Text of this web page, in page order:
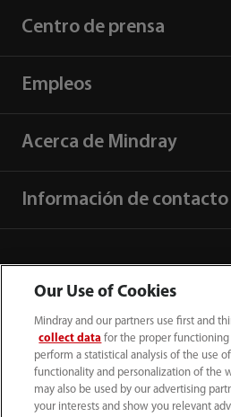
Centro de prensa
Empleos
Acerca de Mindray
Información de contacto
Our Use of Cookies
Mindray and our partners use first and
collect data for the proper
perform a statistical analysis of the use
functionality and personalization of the
may also be used by our advertising
your interests and show you relevant